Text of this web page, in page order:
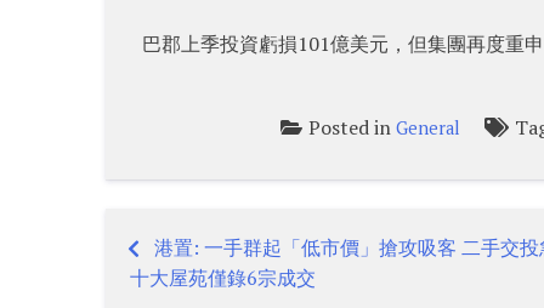
巴郡上季投資虧損101億美元，但集團再度重
Posted inGeneral
Post
港置: 一手群起「低市價」搶攻吸客 二手交投
十大屋苑僅錄6宗成交